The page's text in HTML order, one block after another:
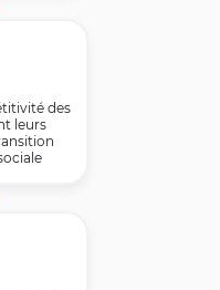
des
leurs